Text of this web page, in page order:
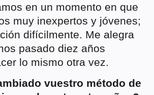
en un momento en que
muy inexpertos y jóvenes;
difícilmente. Me alegra
pasado diez años
lo mismo otra vez.
vuestro método de